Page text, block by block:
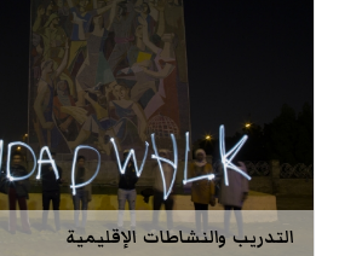
التدريب والنشاطات الإقليمية